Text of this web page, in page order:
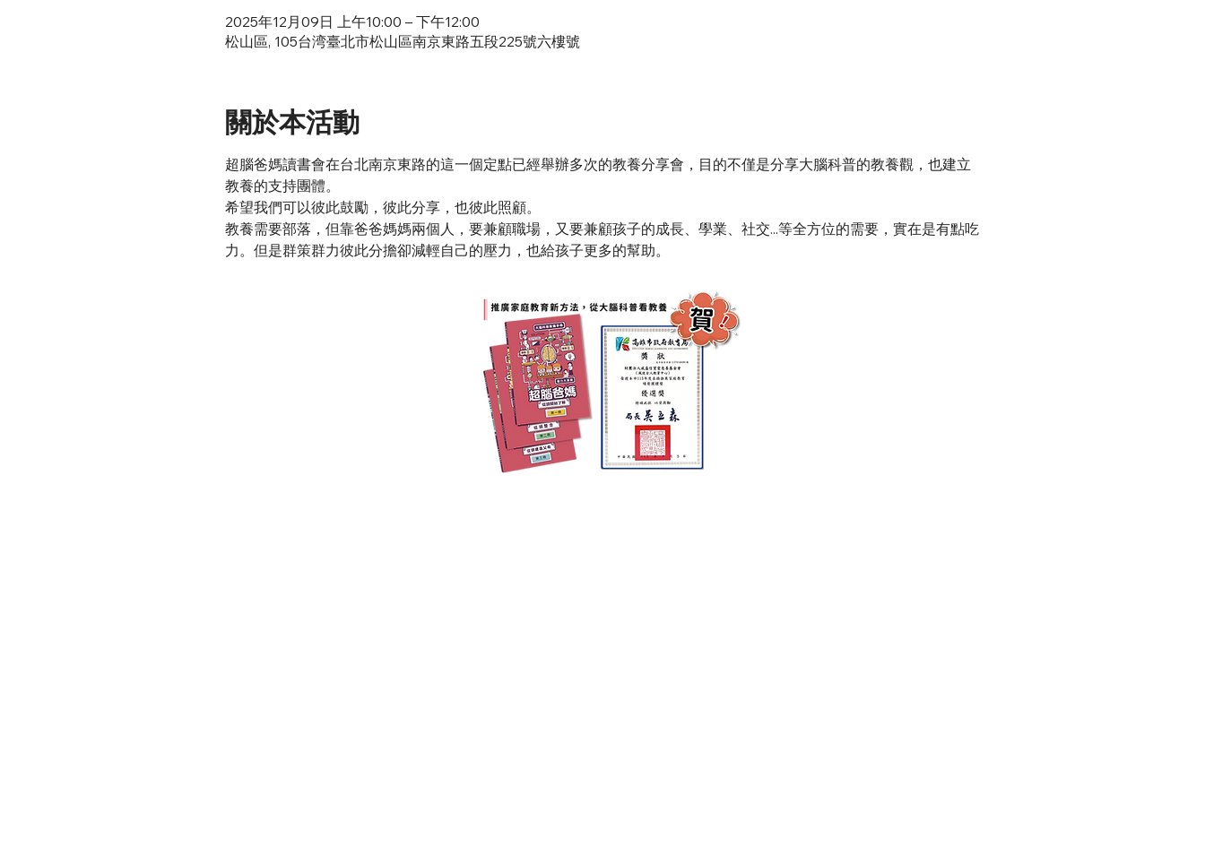
2025年12月09日 上午10:00 – 下午12:00
松山區, 105台湾臺北市松山區南京東路五段225號六樓號
關於本活動
超腦爸媽讀書會在台北南京東路的這一個定點已經舉辦多次的教養分享會，目的不僅是分享大腦科普的教養觀，也建立
教養的支持團體。
希望我們可以彼此鼓勵，彼此分享，也彼此照顧。
教養需要部落，但靠爸爸媽媽兩個人，要兼顧職場，又要兼顧孩子的成長、學業、社交...等全方位的需要，實在是有點吃
力。但是群策群力彼此分擔卻減輕自己的壓力，也給孩子更多的幫助。